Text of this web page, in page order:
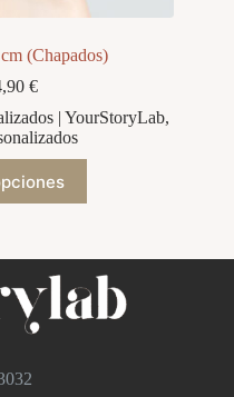
(Chapados)
€Rango
precios:
desde
19,90 €
hasta
64,90 €
| YourStoryLab,